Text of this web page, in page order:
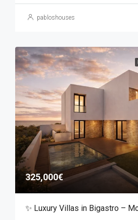
pabloshouses
325,000€